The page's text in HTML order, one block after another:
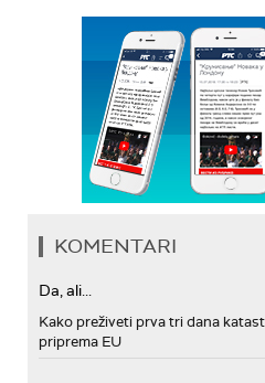
KOMENTARI
Da, ali...
Kako preživeti prva tri dana
priprema EU